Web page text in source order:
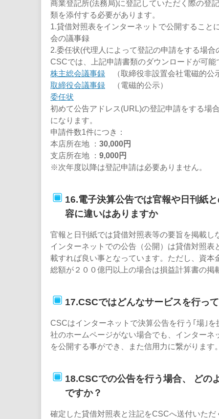
商業登記所(法務局)に登記していただく際の登
類を添付する必要があります。
1.貸借対照表をインターネットで公開すること
会の議事録
2.委任状(代理人によって登記の申請をする場
CSCでは、上記申請書類のダウンロードが可能
株主総会議事録 （取締役非設置会社電磁的公
取締役会議事録 （電磁的公示）
委任状
初めて公告アドレス(URL)の登記申請をする場
になります。
申請件数1件につき：
本店所在地 ： 30,000円
支店所在地 ： 9,000円
※次年度以降は登記申請は必要ありません。
16.電子決算公告では官報や日刊紙
容に違いはありますか
官報と日刊紙では貸借対照表等の要旨を掲載し
インターネットでの公告（公開）は貸借対照表
載すれば良い事となっています。ただし、資本
総額が２００億円以上の場合は損益計算書の掲
17.CSCではどんなサービスを行っ
CSCはインターネットで決算公告を行う｢場｣
社のホームページがない場合でも、インターネ
を公開する事ができ、また信用力に繋がります
18.CSCでの公告を行う場合、 どの
ですか？
確定した貸借対照表と注記をCSCへ送付いた